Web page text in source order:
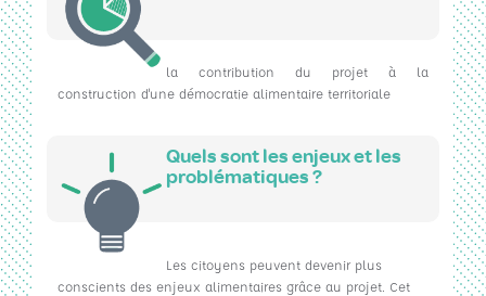
la contribution du projet à la
construction d'une démocratie alimentaire territoriale
Quels sont les enjeux et les
problématiques ?
Les citoyens peuvent devenir plus
conscients des enjeux alimentaires grâce au projet. Cet